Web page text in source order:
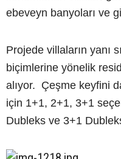
ebeveyn banyoları ve
Projede villaların yanı
biçimlerine yönelik
alıyor. Çeşme keyfini
için 1+1, 2+1, 3+1
Dubleks ve 3+1